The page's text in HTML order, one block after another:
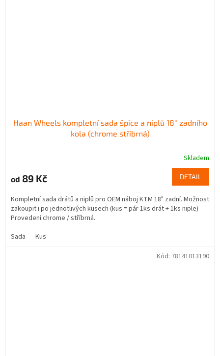
Haan Wheels kompletní sada špice a niplů 18" zadního
kola (chrome stříbrná)
Skladem
od 89 Kč DETAIL
Kompletní sada drátů a niplů pro OEM náboj KTM 18" zadní. Možnost
zakoupit i po jednotlivých kusech (kus = pár 1ks drát + 1ks niple)
Provedení chrome / stříbrná.
Sada
Kus
Kód: 78141013190